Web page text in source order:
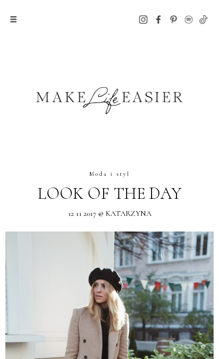
Moda i styl
LOOK OF THE DAY
12 11 2017 @ KATARZYNA